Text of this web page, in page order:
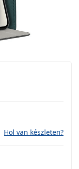
Hol van készleten?